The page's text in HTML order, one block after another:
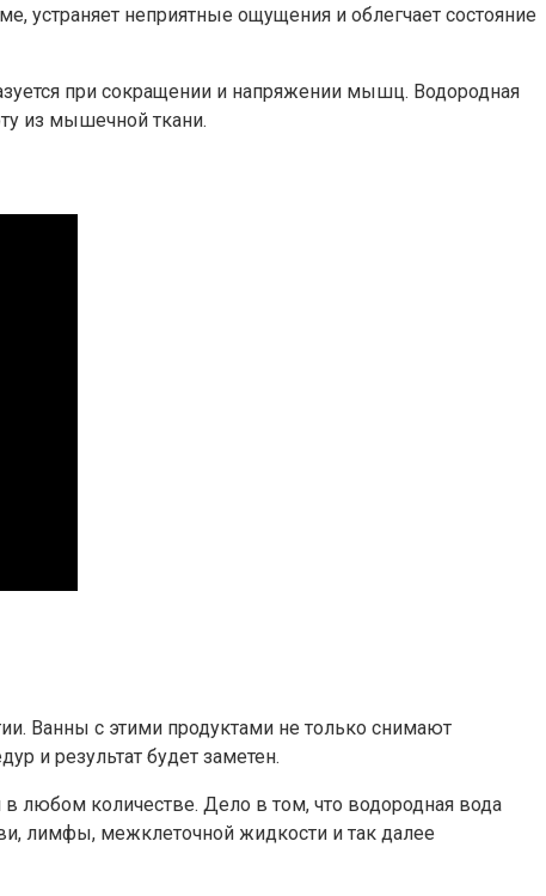
устраняет неприятные ощущения и облегчает состояние
при сокращении и напряжении мышц. Водородная
из мышечной ткани.
Ванны с этими продуктами не только снимают
и результат будет заметен.
любом количестве. Дело в том, что водородная вода
лимфы, межклеточной жидкости и так далее